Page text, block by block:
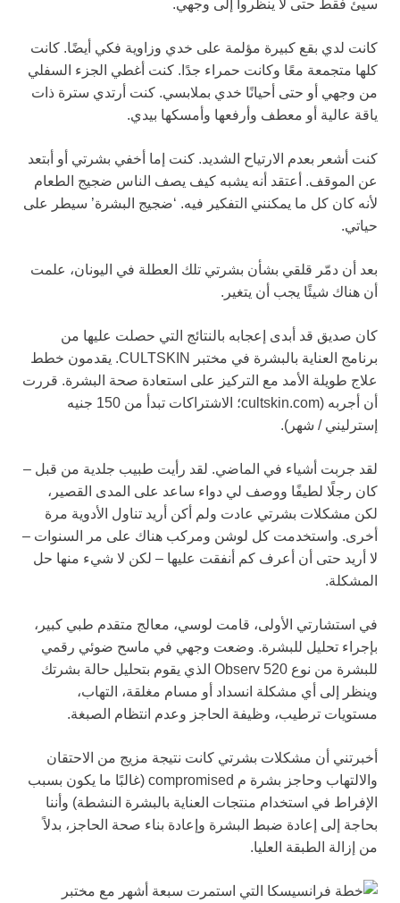
سيئ فقط حتى لا ينظروا إلى وجهي.
كانت لدي بقع كبيرة مؤلمة على خدي وزاوية فكي أيضًا. كانت
كلها متجمعة معًا وكانت حمراء جدًا. كنت أغطي الجزء السفلي
من وجهي أو حتى أحيانًا خدي بملابسي. كنت أرتدي سترة ذات
ياقة عالية أو معطف وأرفعها وأمسكها بيدي.
كنت أشعر بعدم الارتياح الشديد. كنت إما أخفي بشرتي أو أبتعد
عن الموقف. أعتقد أنه يشبه كيف يصف الناس ضجيج الطعام
لأنه كان كل ما يمكنني التفكير فيه. ‘ضجيج البشرة’ سيطر على
حياتي.
بعد أن دمّر قلقي بشأن بشرتي تلك العطلة في اليونان، علمت
أن هناك شيئًا يجب أن يتغير.
كان صديق قد أبدى إعجابه بالنتائج التي حصلت عليها من
برنامج العناية بالبشرة في مختبر CULTSKIN. يقدمون خطط
علاج طويلة الأمد مع التركيز على استعادة صحة البشرة. قررت
أن أجربه (cultskin.com؛ الاشتراكات تبدأ من 150 جنيه
إسترليني / شهر).
لقد جربت أشياء في الماضي. لقد رأيت طبيب جلدية من قبل –
كان رجلًا لطيفًا ووصف لي دواء ساعد على المدى القصير،
لكن مشكلات بشرتي عادت ولم أكن أريد تناول الأدوية مرة
أخرى. واستخدمت كل لوشن ومركب هناك على مر السنوات –
لا أريد حتى أن أعرف كم أنفقت عليها – لكن لا شيء منها حل
المشكلة.
في استشارتي الأولى، قامت لوسي، معالج متقدم طبي كبير،
بإجراء تحليل للبشرة. وضعت وجهي في ماسح ضوئي رقمي
للبشرة من نوع Observ 520 الذي يقوم بتحليل حالة بشرتك
وينظر إلى أي مشكلة انسداد أو مسام مغلقة، التهاب،
مستويات ترطيب، وظيفة الحاجز وعدم انتظام الصبغة.
أخبرتني أن مشكلات بشرتي كانت نتيجة مزيج من الاحتقان
والالتهاب وحاجز بشرة م compromised (غالبًا ما يكون بسبب
الإفراط في استخدام منتجات العناية بالبشرة النشطة) وأننا
بحاجة إلى إعادة ضبط البشرة وإعادة بناء صحة الحاجز، بدلاً
من إزالة الطبقة العليا.